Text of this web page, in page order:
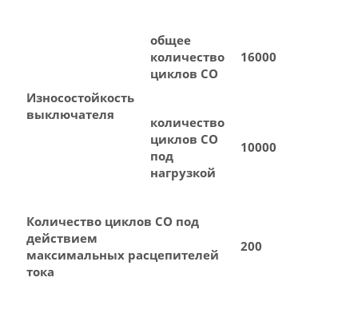
Износостойкость
выключателя
общее
количество
циклов СО
16000
количество
циклов СО
под
нагрузкой
10000
Количество циклов СО под
действием
максимальных расцепителей
тока
200